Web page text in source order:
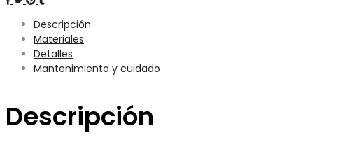
Descripción
Materiales
Detalles
Mantenimiento y cuidado
Descripción